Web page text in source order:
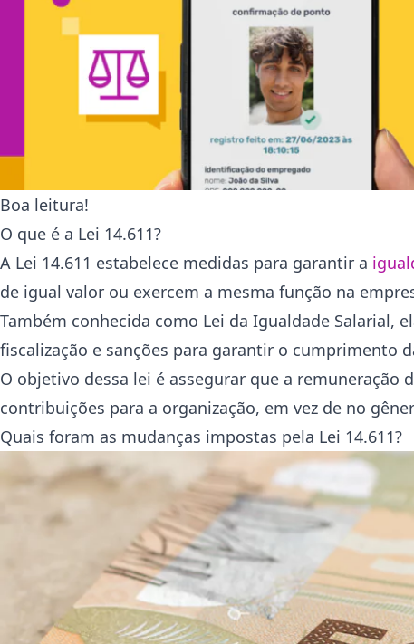
Boa leitura!
O que é a Lei 14.611?
A Lei 14.611 estabelece medidas para garantir a
de igual valor ou exercem a mesma função na
Também conhecida como Lei da Igualdade Salarial,
fiscalização e sanções para garantir o cumprimento
O objetivo dessa lei é assegurar que a remuneração
contribuições para a organização, em vez de no
Quais foram as mudanças impostas pela Lei 14.611?